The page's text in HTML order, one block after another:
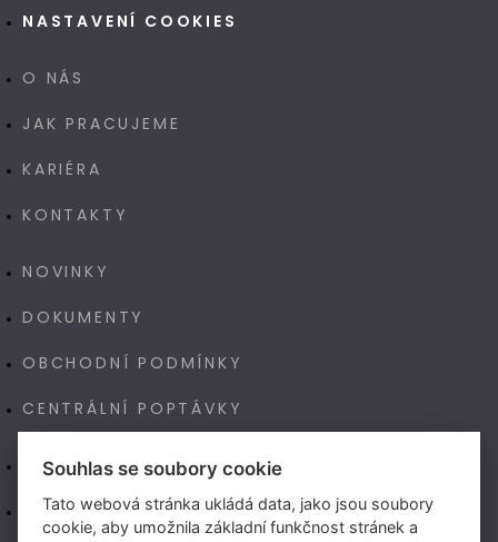
NASTAVENÍ COOKIES
O NÁS
JAK PRACUJEME
KARIÉRA
KONTAKTY
NOVINKY
DOKUMENTY
OBCHODNÍ PODMÍNKY
CENTRÁLNÍ POPTÁVKY
E-SHOP
NAŠE VÝROBA TECHNOART
Souhlas se soubory cookie
Tato webová stránka ukládá data, jako jsou soubory
cookie, aby umožnila základní funkčnost stránek a